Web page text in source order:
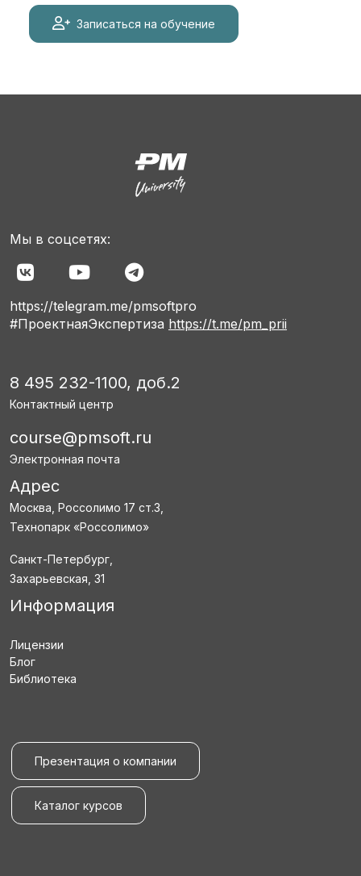
Записаться на обучение
Мы в соцсетях:
https://telegram.me/pmsoftpro
#ПроектнаяЭкспертиза https://t.me/pm_prii
8 495 232-1100, доб.2
Контактный центр
course@pmsoft.ru
Электронная почта
Адрес
Москва, Россолимо 17 ст.3,
Технопарк «Россолимо»
Санкт-Петербург,
Захарьевская, 31
Информация
Лицензии
Блог
Библиотека
Презентация о компании
Каталог курсов